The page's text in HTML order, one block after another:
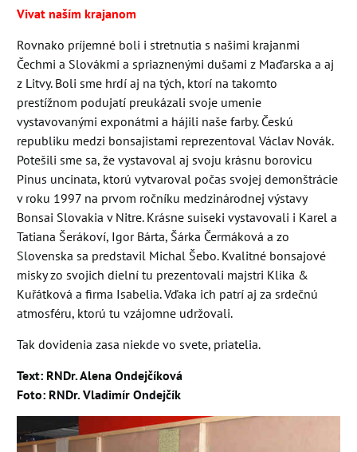
Vivat naším krajanom
Rovnako príjemné boli i stretnutia s našimi krajanmi
Čechmi a Slovákmi a spriaznenými dušami z Maďarska a aj
z Litvy. Boli sme hrdí aj na tých, ktorí na takomto
prestížnom podujatí preukázali svoje umenie
vystavovanými exponátmi a hájili naše farby. Českú
republiku medzi bonsajistami reprezentoval Václav Novák.
Potešili sme sa, že vystavoval aj svoju krásnu borovicu
Pinus uncinata, ktorú vytvaroval počas svojej demonštrácie
v roku 1997 na prvom ročníku medzinárodnej výstavy
Bonsai Slovakia v Nitre. Krásne suiseki vystavovali i Karel a
Tatiana Šerákoví, Igor Bárta, Šárka Čermáková a zo
Slovenska sa predstavil Michal Šebo. Kvalitné bonsajové
misky zo svojich dielní tu prezentovali majstri Klika &
Kuřátková a firma Isabelia. Vďaka ich patrí aj za srdečnú
atmosféru, ktorú tu vzájomne udržovali.
Tak dovidenia zasa niekde vo svete, priatelia.
Text: RNDr. Alena Ondejčíková
Foto: RNDr. Vladimír Ondejčík